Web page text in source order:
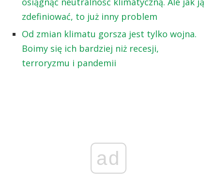
zdefiniować, to już inny problem
Od zmian klimatu gorsza jest tylko wojna.
Boimy się ich bardziej niż recesji,
terroryzmu i pandemii
ad